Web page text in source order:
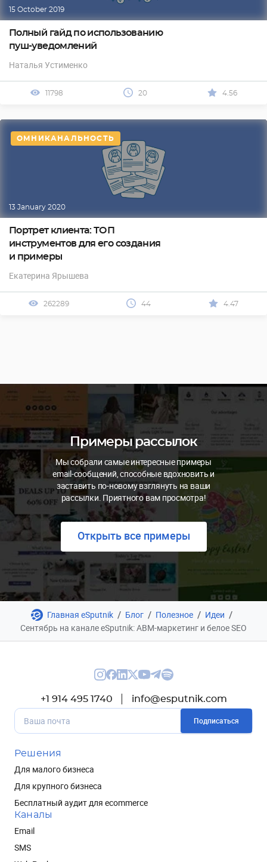
15 October 2019
Полный гайд по использованию
пуш-уведомлений
Наталья Устименко
11798 20 4.56
ОМНИКАНАЛЬНОСТЬ
13 January 2020
Портрет клиента: ТОП
инструментов для его создания
и примеры
Екатерина Ярышева
262289 44 4.47
Примеры рассылок
Мы собрали самые интересные примеры
email-сообщений, способные вдохновить и
заставить по-новому взглянуть на ваши
рассылки. Приятного вам просмотра!
Открыть все примеры
Главная eSputnik / Блог / Полезное / Идеи /
Сентябрь на канале eSputnik: ABM-маркетинг и белое SEO
+1 914 495 1740 info@esputnik.com
Подписаться
Решения
Для малого бизнеса
Для крупного бизнеса
Бесплатный аудит для ecommerce
Каналы
Email
SMS